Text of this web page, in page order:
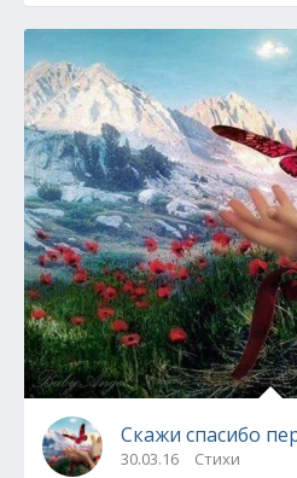
Скажи спасибо
30.03.16 Стихи